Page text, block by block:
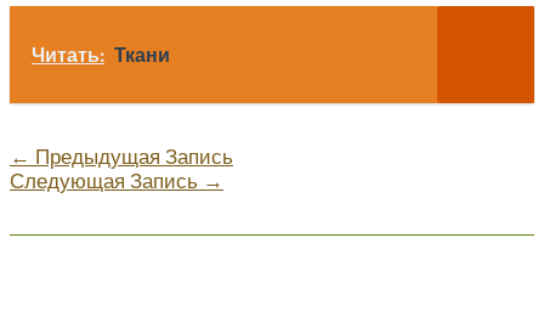
Читать: Ткани
← Предыдущая Запись
Следующая Запись →